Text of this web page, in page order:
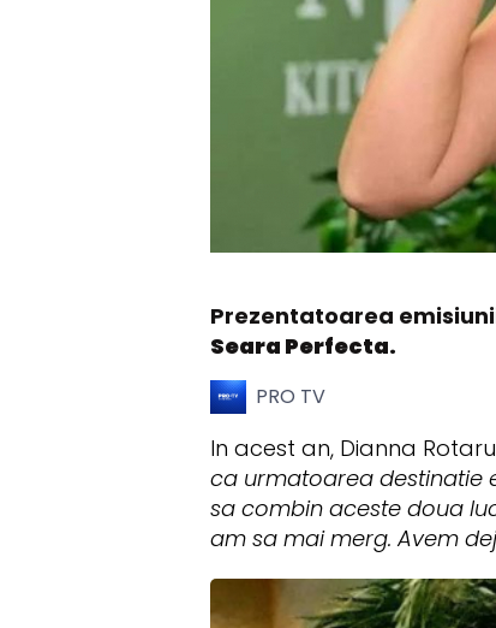
Prezentatoarea
Seara Perfecta.
PRO TV
In acest an, Dianna
ca urmatoarea destinatie
sa combin aceste doua
am sa mai merg. Avem